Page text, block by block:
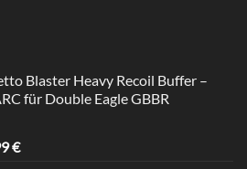
Blaster Heavy Recoil Buffer –
für Double Eagle GBBR
€Current